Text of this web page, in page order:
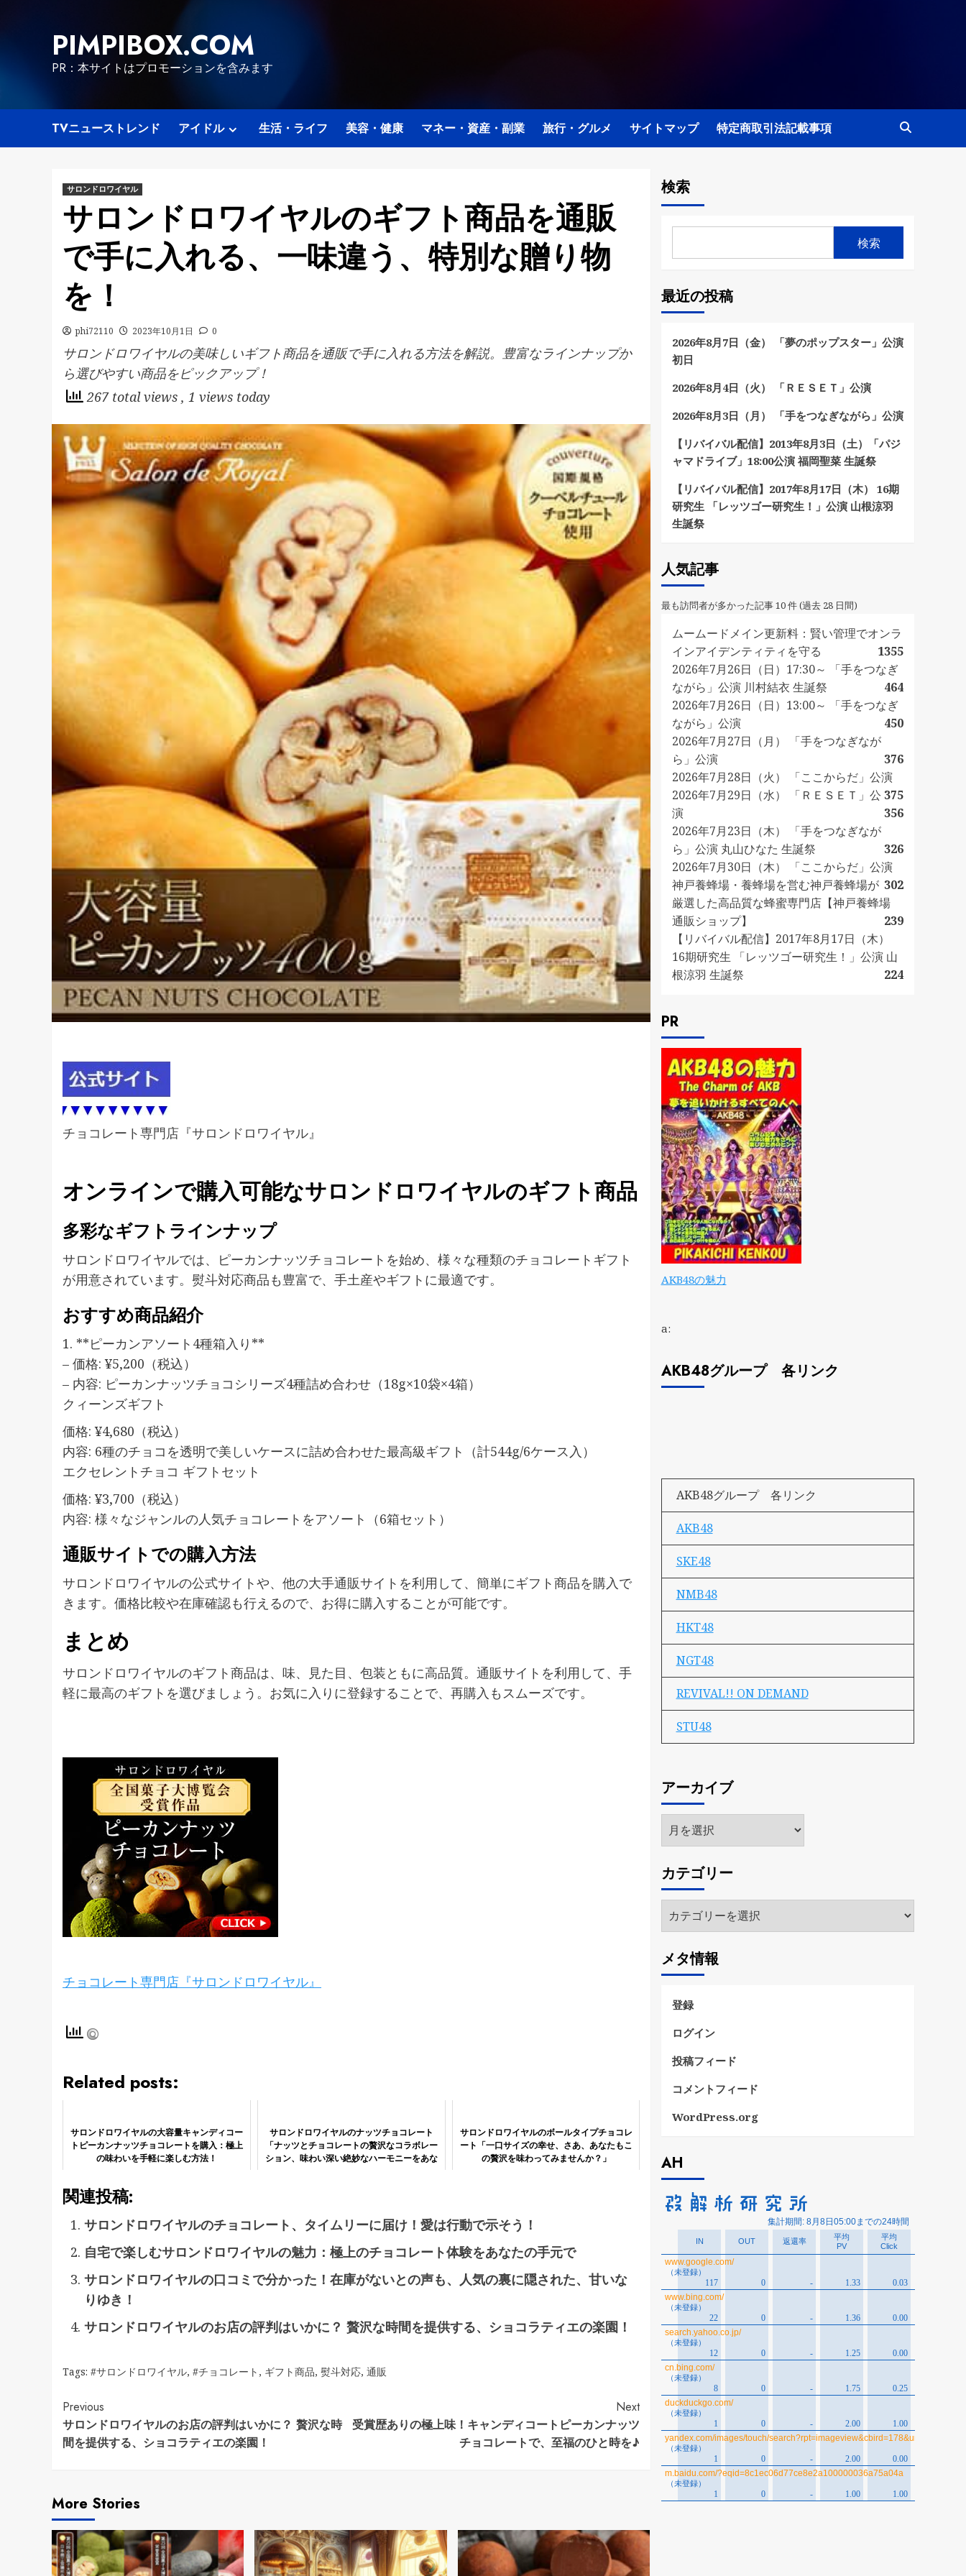
PIMPIBOX.COM
PR：本サイトはプロモーションを含みます
TVニューストレンド アイドル 生活・ライフ 美容・健康 マネー・資産・副業 旅行・グルメ サイトマップ 特定商取引法記載事項
サロンドロワイヤル
サロンドロワイヤルのギフト商品を通販
で手に入れる、一味違う、特別な贈り物
を！
phi72110 2023年10月1日 0
サロンドロワイヤルの美味しいギフト商品を通販で手に入れる方法を解説。豊富なラインナップか
ら選びやすい商品をピックアップ！
267 total views , 1 views today
チョコレート専門店『サロンドロワイヤル』
オンラインで購入可能なサロンドロワイヤルのギフト商品
多彩なギフトラインナップ
サロンドロワイヤルでは、ピーカンナッツチョコレートを始め、様々な種類のチョコレートギフト
が用意されています。熨斗対応商品も豊富で、手土産やギフトに最適です。
おすすめ商品紹介
1. **ピーカンアソート4種箱入り**
– 価格: ¥5,200（税込）
– 内容: ピーカンナッツチョコシリーズ4種詰め合わせ（18g×10袋×4箱）
クィーンズギフト
価格: ¥4,680（税込）
内容: 6種のチョコを透明で美しいケースに詰め合わせた最高級ギフト（計544g/6ケース入）
エクセレントチョコ ギフトセット
価格: ¥3,700（税込）
内容: 様々なジャンルの人気チョコレートをアソート（6箱セット）
通販サイトでの購入方法
サロンドロワイヤルの公式サイトや、他の大手通販サイトを利用して、簡単にギフト商品を購入で
きます。価格比較や在庫確認も行えるので、お得に購入することが可能です。
まとめ
サロンドロワイヤルのギフト商品は、味、見た目、包装ともに高品質。通販サイトを利用して、手
軽に最高のギフトを選びましょう。お気に入りに登録することで、再購入もスムーズです。
チョコレート専門店『サロンドロワイヤル』
Related posts:
サロンドロワイヤルの大容量キャンディコー
トピーカンナッツチョコレートを購入：極上
の味わいを手軽に楽しむ方法！
サロンドロワイヤルのナッツチョコレート
「ナッツとチョコレートの贅沢なコラボレー
ション、味わい深い絶妙なハーモニーをあな
サロンドロワイヤルのボールタイプチョコレ
ート「一口サイズの幸せ、さあ、あなたもこ
の贅沢を味わってみませんか？」
関連投稿:
サロンドロワイヤルのチョコレート、タイムリーに届け！愛は行動で示そう！
自宅で楽しむサロンドロワイヤルの魅力：極上のチョコレート体験をあなたの手元で
サロンドロワイヤルの口コミで分かった！在庫がないとの声も、人気の裏に隠された、甘いな
りゆき！
サロンドロワイヤルのお店の評判はいかに？ 贅沢な時間を提供する、ショコラティエの楽園！
Tags: #サロンドロワイヤル, #チョコレート , ギフト商品, 熨斗対応, 通販
Continue
Reading
Previous
サロンドロワイヤルのお店の評判はいかに？ 贅沢な時
間を提供する、ショコラティエの楽園！
Next
受賞歴ありの極上味！キャンディコートピーカンナッツ
チョコレートで、至福のひと時を♪
More Stories
検索
検索
最近の投稿
2026年8月7日（金） 「夢のポップスター」公演
初日
2026年8月4日（火） 「ＲＥＳＥＴ」公演
2026年8月3日（月） 「手をつなぎながら」公演
【リバイバル配信】2013年8月3日（土）「パジ
ャマドライブ」18:00公演 福岡聖菜 生誕祭
【リバイバル配信】2017年8月17日（木） 16期
研究生 「レッツゴー研究生！」公演 山根涼羽
生誕祭
人気記事
最も訪問者が多かった記事 10 件 (過去 28 日間)
ムームードメイン更新料：賢い管理でオンラ
インアイデンティティを守る
1355
2026年7月26日（日）17:30～ 「手をつなぎ
ながら」公演 川村結衣 生誕祭
464
2026年7月26日（日）13:00～ 「手をつなぎ
ながら」公演
450
2026年7月27日（月） 「手をつなぎなが
ら」公演
376
2026年7月28日（火） 「ここからだ」公演
375
2026年7月29日（水） 「ＲＥＳＥＴ」公
演
356
2026年7月23日（木） 「手をつなぎなが
ら」公演 丸山ひなた 生誕祭
326
2026年7月30日（木） 「ここからだ」公演
302
神戸養蜂場・養蜂場を営む神戸養蜂場が
厳選した高品質な蜂蜜専門店【神戸養蜂場
通販ショップ】
239
【リバイバル配信】2017年8月17日（木）
16期研究生 「レッツゴー研究生！」公演 山
根涼羽 生誕祭
224
PR
AKB48の魅力
a:
AKB48グループ 各リンク
AKB48グループ 各リンク
AKB48
SKE48
NMB48
HKT48
NGT48
REVIVAL!! ON DEMAND
STU48
アーカイブ
ア
ー
イ
ブ
カテゴリー
テ
リ
ー
メタ情報
登録
ログイン
投稿フィード
コメントフィード
WordPress.org
AH